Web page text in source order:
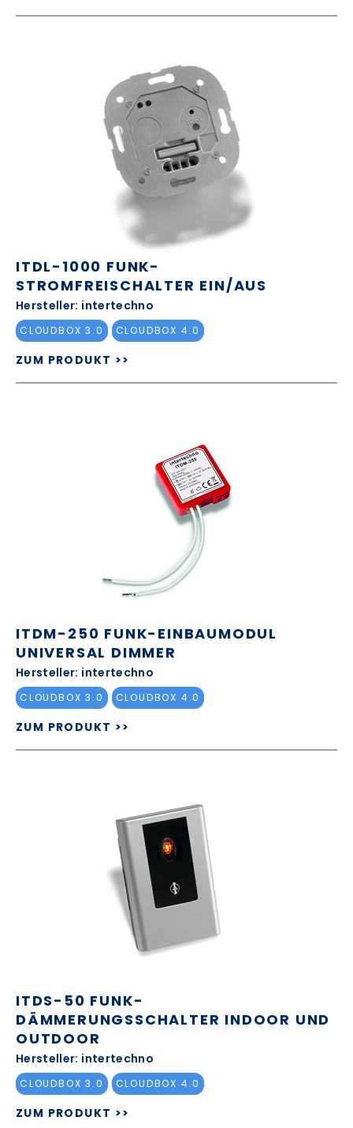
ITDL-1000 FUNK-
STROMFREISCHALTER EIN/AUS
Hersteller: intertechno
CLOUDBOX 3.0 CLOUDBOX 4.0
ZUM PRODUKT >>
ITDM-250 FUNK-EINBAUMODUL
UNIVERSAL DIMMER
Hersteller: intertechno
CLOUDBOX 3.0 CLOUDBOX 4.0
ZUM PRODUKT >>
ITDS-50 FUNK-
DÄMMERUNGSSCHALTER INDOOR UND
OUTDOOR
Hersteller: intertechno
CLOUDBOX 3.0 CLOUDBOX 4.0
ZUM PRODUKT >>